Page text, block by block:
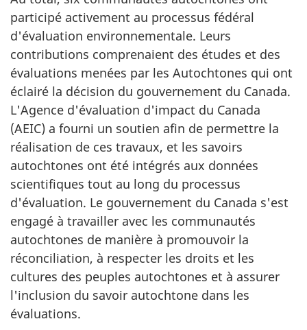
participé activement au processus fédéral
d'évaluation environnementale. Leurs
contributions comprenaient des études et des
évaluations menées par les Autochtones qui ont
éclairé la décision du gouvernement du Canada.
L'Agence d'évaluation d'impact du Canada
(AEIC) a fourni un soutien afin de permettre la
réalisation de ces travaux, et les savoirs
autochtones ont été intégrés aux données
scientifiques tout au long du processus
d'évaluation. Le gouvernement du Canada s'est
engagé à travailler avec les communautés
autochtones de manière à promouvoir la
réconciliation, à respecter les droits et les
cultures des peuples autochtones et à assurer
l'inclusion du savoir autochtone dans les
évaluations.